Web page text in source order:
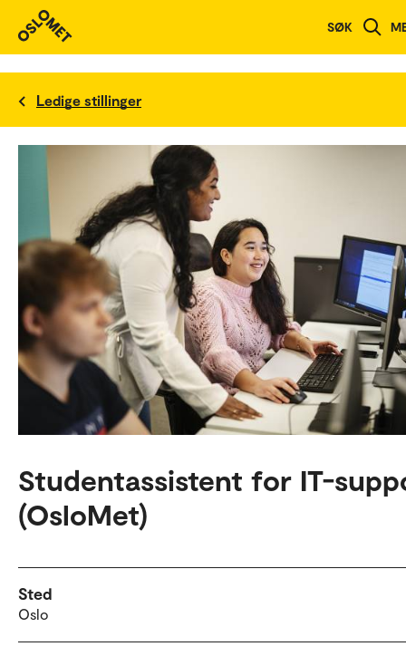
SØK
Ledige stillinger
Studentassistent for IT-
(OsloMet)
Sted
Oslo